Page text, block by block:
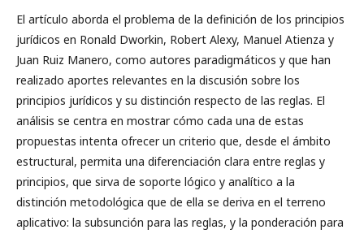
El artículo aborda el problema de la definición de los principios
jurídicos en Ronald Dworkin, Robert Alexy, Manuel Atienza y
Juan Ruiz Manero, como autores paradigmáticos y que han
realizado aportes relevantes en la discusión sobre los
principios jurídicos y su distinción respecto de las reglas. El
análisis se centra en mostrar cómo cada una de estas
propuestas intenta ofrecer un criterio que, desde el ámbito
estructural, permita una diferenciación clara entre reglas y
principios, que sirva de soporte lógico y analítico a la
distinción metodológica que de ella se deriva en el terreno
aplicativo: la subsunción para las reglas, y la ponderación para